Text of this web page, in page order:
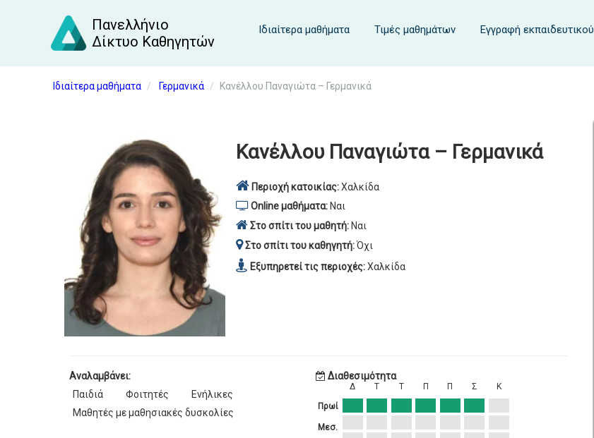
Πανελλήνιο
Δίκτυο Καθηγητών
Ιδιαίτερα μαθήματα Τιμές μαθημάτων Εγγραφή εκπαιδευτικού
Ιδιαίτερα μαθήματα Γερμανικά Κανέλλου Παναγιώτα – Γερμανικά
Κανέλλου Παναγιώτα – Γερμανικά
Περιοχή κατοικίας:Χαλκίδα
Online μαθήματα:Ναι
Στο σπίτι του μαθητή:Ναι
Στο σπίτι του καθηγητή:Όχι
Εξυπηρετεί τις περιοχές:Χαλκίδα
Αναλαμβάνει:
Παιδιά
Φοιτητές
Ενήλικες
Μαθητές με μαθησιακές δυσκολίες
Διαθεσιμότητα
Πρωί
Μεσ.
Δ Τ Τ Π Π Σ Κ